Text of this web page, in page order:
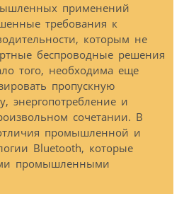
применений
требования к
которым не
беспроводные решения
того, необходима еще
пропускную
энергопотребление и
сочетании. В
промышленной и
Bluetooth, которые
промышленными